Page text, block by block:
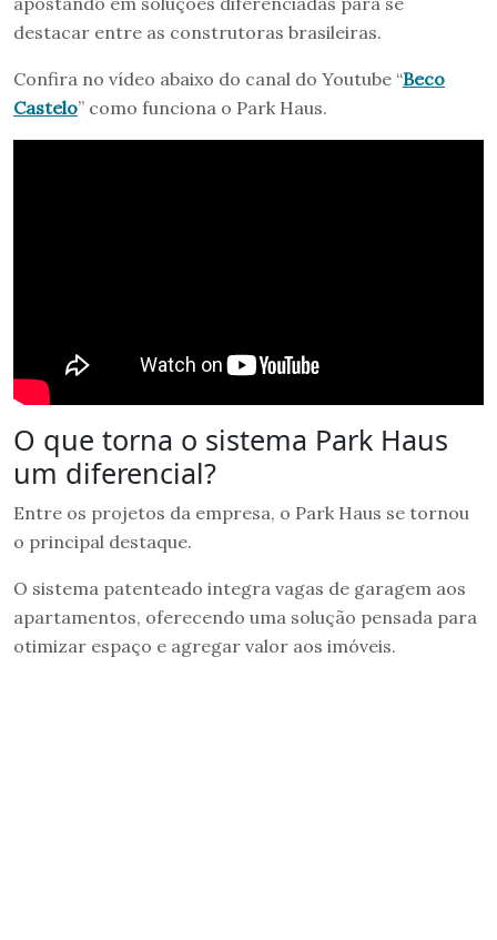
destacar entre as construtoras brasileiras.
Confira no vídeo abaixo do canal do Youtube “Beco
Castelo” como funciona o Park Haus.
O que torna o sistema Park Haus
um diferencial?
Entre os projetos da empresa, o Park Haus se tornou
o principal destaque.
O sistema patenteado integra vagas de garagem aos
apartamentos, oferecendo uma solução pensada para
otimizar espaço e agregar valor aos imóveis.